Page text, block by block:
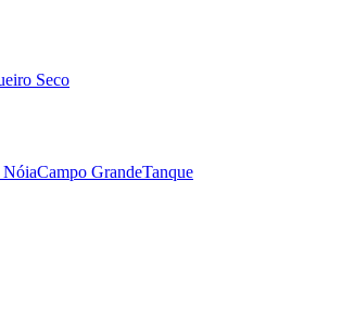
Seco
Campo GrandeTanque